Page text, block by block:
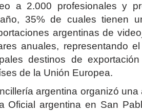
a 2.000 profesionales y
35% de cuales tienen
argentinas de
anuales, representando
destinos de
de la Unión Europea.
argentina organizó
Oficial argentina en San